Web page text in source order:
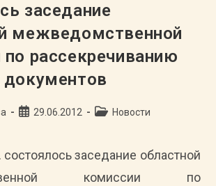
В
Архивоведения,
Документоведения
И
Археографии,
В
2009
Гг.
заседание
межведомственной
рассекречиванию
документов
Запись29.06.2012
РубрикаНовости
заседание областной
комиссии по